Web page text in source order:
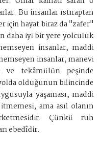
Bu insanlar ıstıraptan
için hayat biraz da "zafer"
daha iyi bir yere yolculuk
insanlar, maddi
insanlar, manevi
ve tekâmülün peşinde
olduğunun bilincinde
yaşaması, maddi
ama asıl olanın
Çünkü ruh
ebedîdir.